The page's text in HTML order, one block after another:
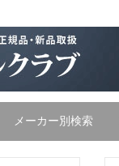
メーカー別検索